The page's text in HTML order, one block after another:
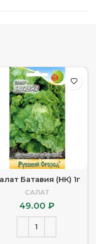
Батавия (НК) 1г
САЛАТ
49.00₽